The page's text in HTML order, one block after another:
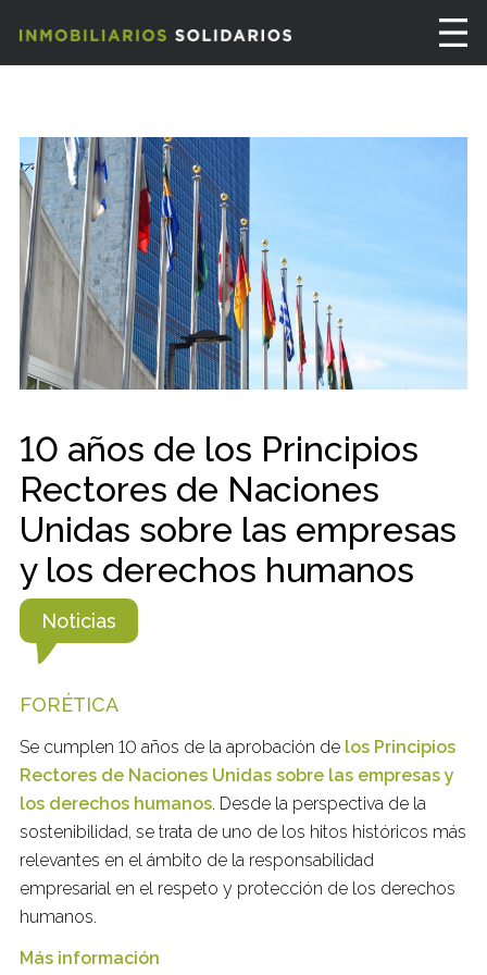
10 años de los Principios
Rectores de Naciones
Unidas sobre las empresas
y los derechos humanos
Noticias
FORÉTICA
Se cumplen 10 años de la aprobación de los Principios
Rectores de Naciones Unidas sobre las empresas y
los derechos humanos. Desde la perspectiva de la
sostenibilidad, se trata de uno de los hitos históricos más
relevantes en el ámbito de la responsabilidad
empresarial en el respeto y protección de los derechos
humanos.
Más información